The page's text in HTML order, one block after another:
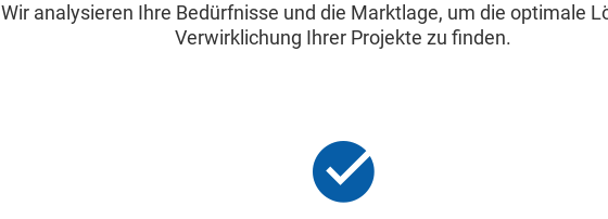
Wir analysieren Ihre Bedürfnisse und die Marktlage, um die optimale
Verwirklichung Ihrer Projekte zu finden.